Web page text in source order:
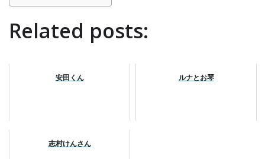
Related posts:
安田くん ルナとお琴
志村けんさん